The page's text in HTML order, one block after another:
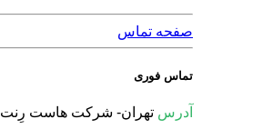
صفحه تماس
تماس فوری
آدرس تهران- شركت هاست رِنت